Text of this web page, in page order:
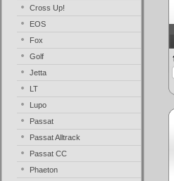
Cross Up!
EOS
Fox
Golf
Jetta
LT
Lupo
Passat
Passat Alltrack
Passat CC
Phaeton